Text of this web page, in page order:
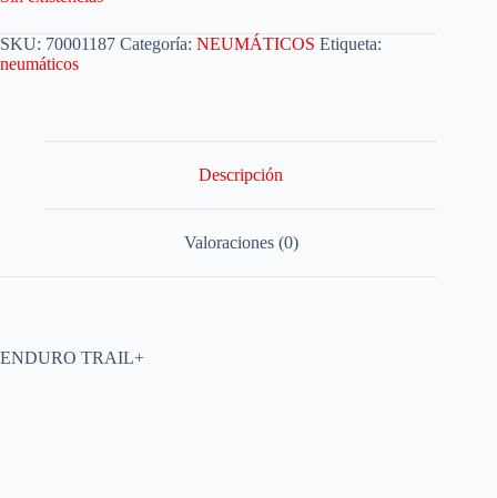
SKU: 70001187 Categoría: NEUMÁTICOS Etiqueta:
neumáticos
Descripción
Valoraciones (0)
ENDURO TRAIL+